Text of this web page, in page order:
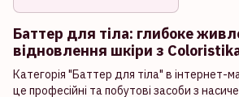
Баттер для тіла: глибоке
відновлення шкіри з
Категорія "Баттер для тіла" в інтернет-
це професійні та побутові засоби з